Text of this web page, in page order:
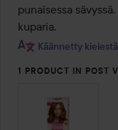
punaisessa
kuparia.
Käännetty
1 PRODUCT IN POST